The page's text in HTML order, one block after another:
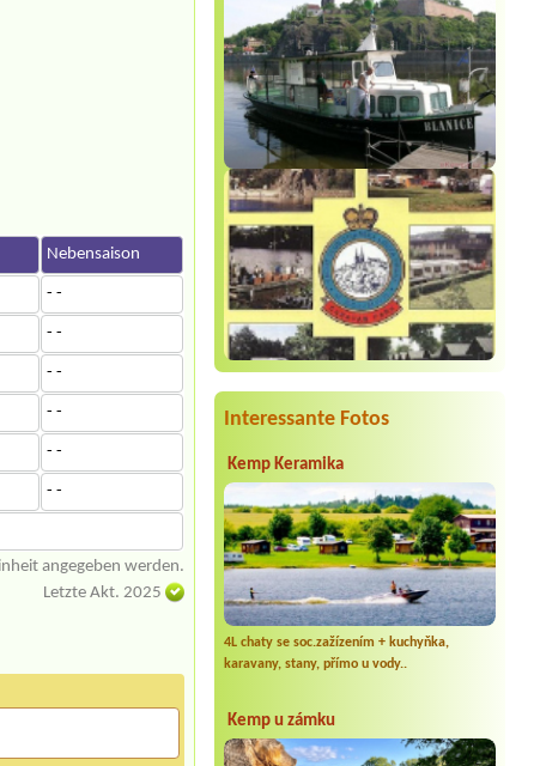
Interessante Fotos
Kemp Keramika
4L chaty se soc.zažízením + kuchyňka,
karavany, stany, přímo u vody..
Kemp u zámku
Nebensaison
- -
- -
- -
- -
- -
- -
angegeben werden.
Letzte Akt. 2025